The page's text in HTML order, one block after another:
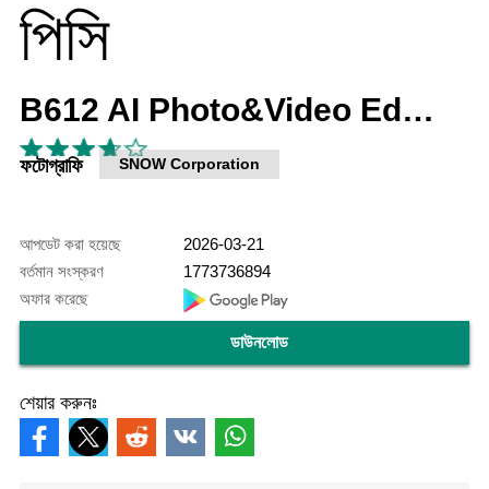
B612 AI Photo&Video Editor
ফটোগ্রাফি SNOW Corporation
আপডেট করা হয়েছে
2026-03-21
বর্তমান সংস্করণ
1773736894
অফার করেছে
ডাউনলোড
শেয়ার করুনঃ